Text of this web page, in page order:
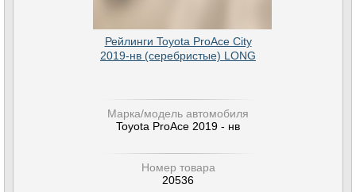
Рейлинги Toyota ProAce City
2019-нв (серебристые) LONG
Марка/модель автомобиля
Toyota ProAce 2019 - нв
Номер товара
20536